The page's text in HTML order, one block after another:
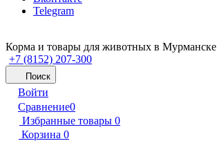
Telegram
Корма и товары для животных в Мурманске
+7 (8152) 207-300
Поиск
Войти
Сравнение0
Избранные товары 0
Корзина 0